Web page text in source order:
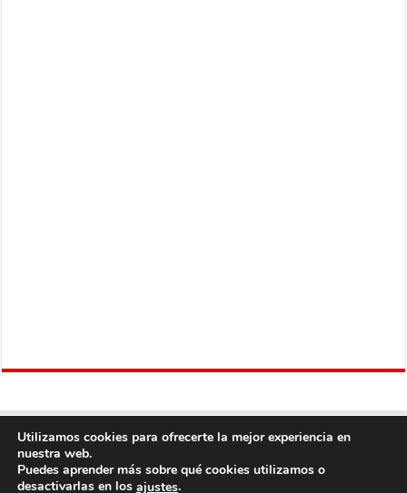
Utilizamos cookies para ofrecerte la mejor experiencia en
nuestra web.
Puedes aprender más sobre qué cookies utilizamos o
desactivarlas en los ajustes.